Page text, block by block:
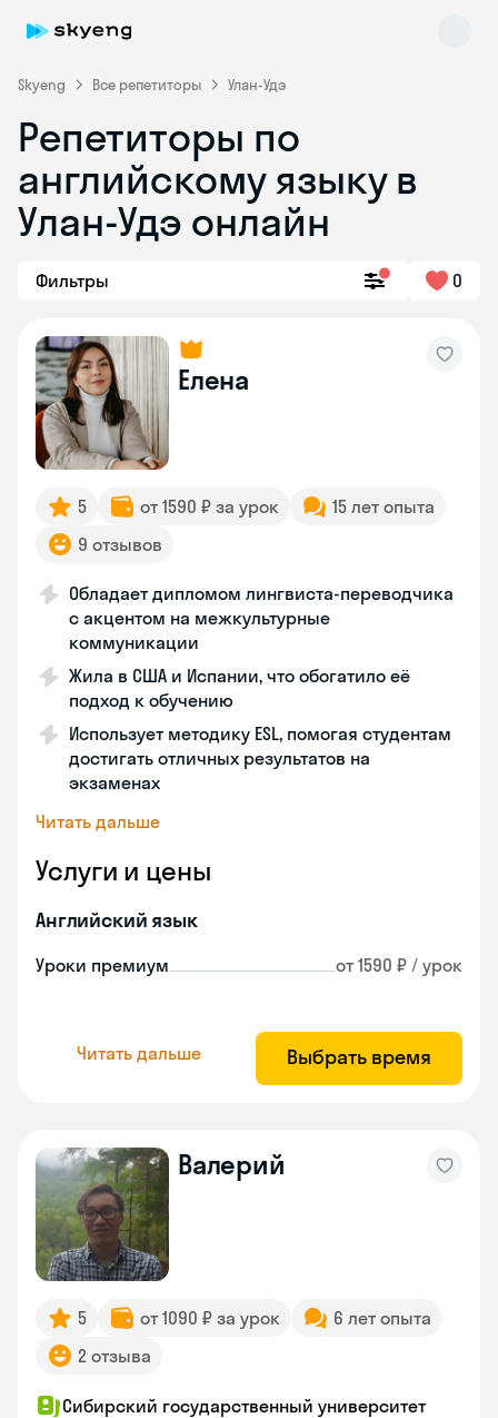
Skyeng Все репетиторы Улан-Удэ
Репетиторы по
английскому языку в
Улан-Удэ онлайн
Фильтры 0
Елена
5 от 1590 ₽ за урок
15 лет опыта
9 отзывов
Обладает дипломом лингвиста-переводчика
с акцентом на межкультурные
коммуникации
Жила в США и Испании, что обогатило её
подход к обучению
Использует методику ESL, помогая студентам
достигать отличных результатов на
экзаменах
Читать дальше
Услуги и цены
Английский язык
Уроки премиум от 1590 ₽ / урок
Читать дальше Выбрать время
Валерий
5 от 1090 ₽ за урок
6 лет опыта
2 отзыва
Сибирский государственный университет
Skyeng Chat